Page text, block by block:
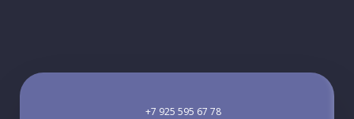
+7 925 595 67 78